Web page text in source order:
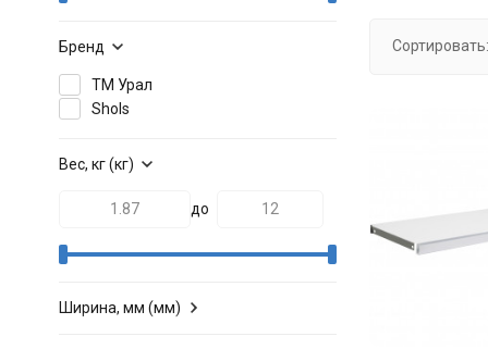
Сортировать:
Бренд
ТМ Урал
Shols
Вес, кг (кг)
до
Ширина, мм (мм)